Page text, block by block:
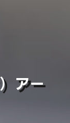
アー